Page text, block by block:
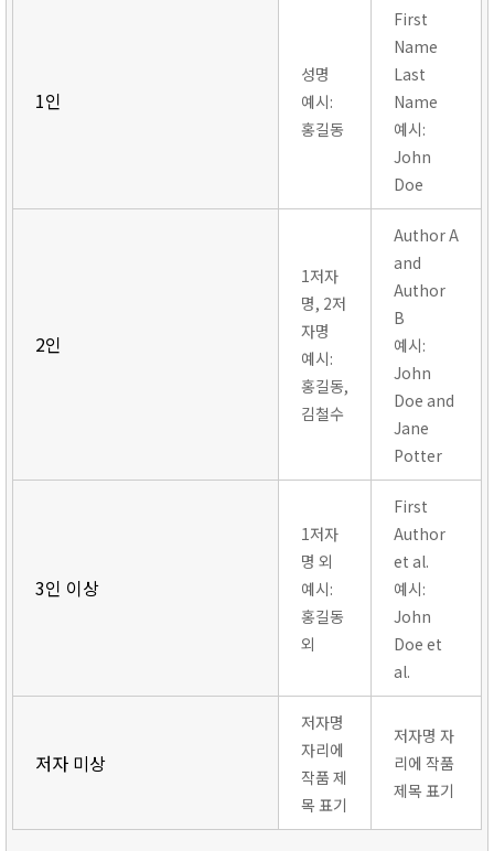
1인
성명
예시:
홍길동
First
Name
Last
Name
예시:
John
Doe
2인
1저자
명, 2저
자명
예시:
홍길동,
김철수
Author A
and
Author
B
예시:
John
Doe and
Jane
Potter
3인 이상
1저자
명 외
예시:
홍길동
외
First
Author
et al.
예시:
John
Doe et
al.
저자 미상
저자명
자리에
작품 제
목 표기
저자명 자
리에 작품
제목 표기